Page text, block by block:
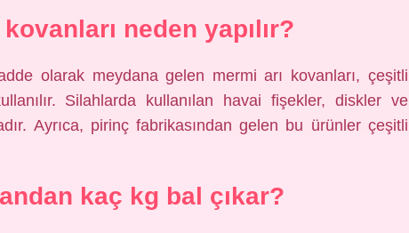
neden yapılır?
olarak meydana gelen mermi arı kovanları, çeşitli
Silahlarda kullanılan havai fişekler, diskler ve
Ayrıca, pirinç fabrikasından gelen bu ürünler çeşitli
kaç kg bal çıkar?